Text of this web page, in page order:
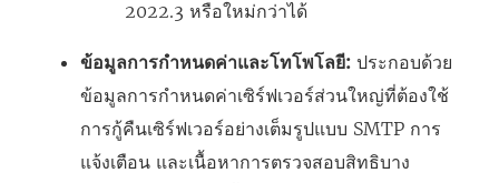
2022.3 หรือใหม่กว่าได้
ข้อมูลการกำหนดค่าและโทโพโลยี: ประกอบด้วย
ข้อมูลการกำหนดค่าเซิร์ฟเวอร์ส่วนใหญ่ที่ต้องใช้
การกู้คืนเซิร์ฟเวอร์อย่างเต็มรูปแบบ SMTP การ
แจ้งเตือน และเนื้อหาการตรวจสอบสิทธิบาง